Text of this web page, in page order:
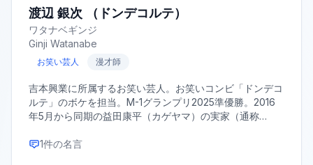
渡辺 銀次 （ドンデコルテ）
ワタナベギンジ
Ginji Watanabe
お笑い芸人 漫才師
吉本興業に所属するお笑い芸人。お笑いコンビ「ドンデコ
ルテ」のボケを担当。M-1グランプリ2025準優勝。2016
年5月から同期の益田康平（カゲヤマ）の実家（通称
なべ ひろき）。2022年1月1日から現芸名を使用してい
1件の名言